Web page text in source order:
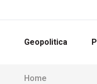
Geopolitica
Home